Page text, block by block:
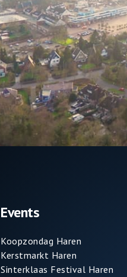
Events
Koopzondag Haren
Kerstmarkt Haren
Sinterklaas Festival Haren